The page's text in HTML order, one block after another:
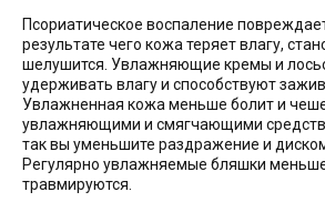
Псориатическое воспаление
результате чего кожа теряет влагу,
шелушится. Увлажняющие кремы и
удерживать влагу и способствуют
Увлажненная кожа меньше болит и
увлажняющими и смягчающими
так вы уменьшите раздражение и
Регулярно увлажняемые бляшки
травмируются.